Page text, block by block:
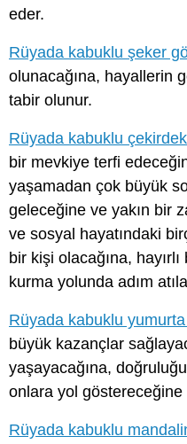
eder.
Rüyada kabuklu şeker
olunacağına, hayallerin
tabir olunur.
Rüyada kabuklu
bir mevkiye terfi
yaşamadan çok büyük
geleceğine ve yakın bir
ve sosyal hayatındaki
bir kişi olacağına,
kurma yolunda adım
Rüyada kabuklu
büyük kazançlar
yaşayacağına,
onlara yol göstereceğine
Rüyada kabuklu